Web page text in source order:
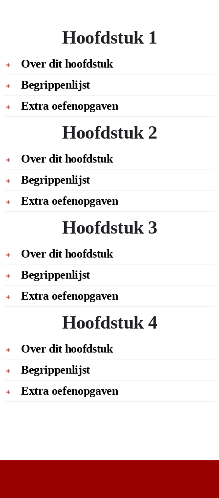
Hoofdstuk 1
Over dit hoofdstuk
Begrippenlijst
Extra oefenopgaven
Hoofdstuk 2
Over dit hoofdstuk
Begrippenlijst
Extra oefenopgaven
Hoofdstuk 3
Over dit hoofdstuk
Begrippenlijst
Extra oefenopgaven
Hoofdstuk 4
Over dit hoofdstuk
Begrippenlijst
Extra oefenopgaven